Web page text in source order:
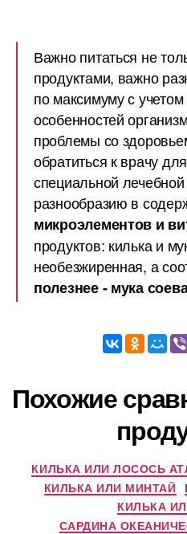
Важно питаться не
продуктами, важно
по максимуму с
особенностей
проблемы со
обратиться к врачу
специальной
разнообразию в
микроэлементов и
продуктов: килька и
необезжиренная, а
полезнее - мука
Похожие
КИЛЬКА ИЛИ ЛОСОСЬ
КИЛЬКА ИЛИ МИНТАЙ
КИЛЬКА
САРДИНА